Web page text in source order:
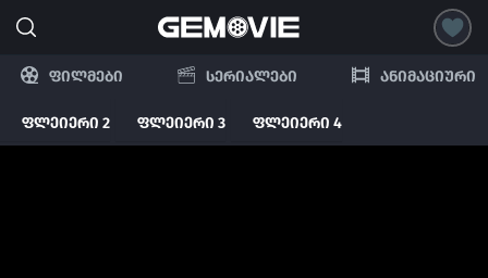
ფილმები სერიალები ანიმაციური
ფლეიერი 2 ფლეიერი 3 ფლეიერი 4